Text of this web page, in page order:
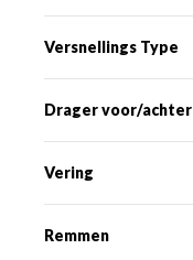
Versnellings Type
Drager voor/achter
Vering
Remmen